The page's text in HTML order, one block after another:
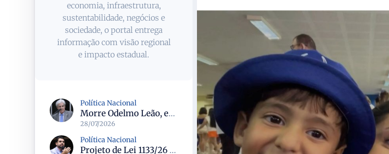
economia, infraestrutura,
sustentabilidade, negócios e
sociedade, o portal entrega
informação com visão regional
e impacto estadual.
Política Nacional
Morre Odelmo Leão, ex-deputado federal e duas vezes prefeito de Uberlândia, aos 80 anos
28/07/2026
Política Nacional
Projeto de Lei 1133/26 cria política de atendimento psicológico voluntário com dedução no Imposto de Renda